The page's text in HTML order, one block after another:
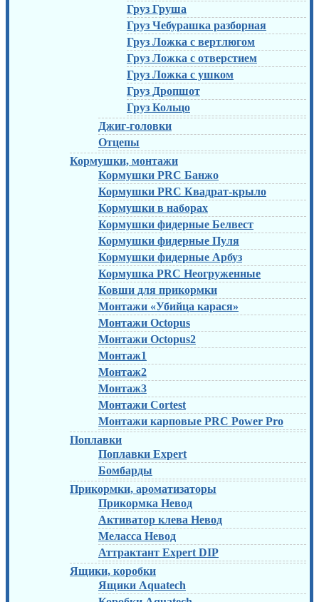
Груз Груша
Груз Чебурашка разборная
Груз Ложка с вертлюгом
Груз Ложка с отверстием
Груз Ложка с ушком
Груз Дропшот
Груз Кольцо
Джиг-головки
Отцепы
Кормушки, монтажи
Кормушки PRC Банжо
Кормушки PRC Квадрат-крыло
Кормушки в наборах
Кормушки фидерные Белвест
Кормушки фидерные Пуля
Кормушки фидерные Арбуз
Кормушка PRC Неогруженные
Ковши для прикормки
Монтажи «Убийца карася»
Монтажи Octopus
Монтажи Octopus2
Монтаж1
Монтаж2
Монтаж3
Монтажи Cortest
Монтажи карповые PRC Power Pro
Поплавки
Поплавки Expert
Бомбарды
Прикормки, ароматизаторы
Прикормка Невод
Активатор клева Невод
Меласса Невод
Аттрактант Expert DIP
Ящики, коробки
Ящики Aquatech